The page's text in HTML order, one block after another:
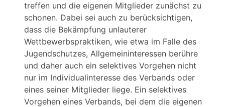
treffen und die eigenen Mitglieder zunächst zu
schonen. Dabei sei auch zu berücksichtigen,
dass die Bekämpfung unlauterer
Wettbewerbspraktiken, wie etwa im Falle des
Jugendschutzes, Allgemeininteressen berühre
und daher auch ein selektives Vorgehen nicht
nur im Individualinteresse des Verbands oder
eines seiner Mitglieder liege. Ein selektives
Vorgehen eines Verbands, bei dem die eigenen